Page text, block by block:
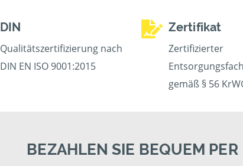
DIN
Qualitätszertifizierung nach
DIN EN ISO 9001:2015
Zertifikat
Zertifizierter
gemäß § 56
BEZAHLEN SIE BEQUEM PER